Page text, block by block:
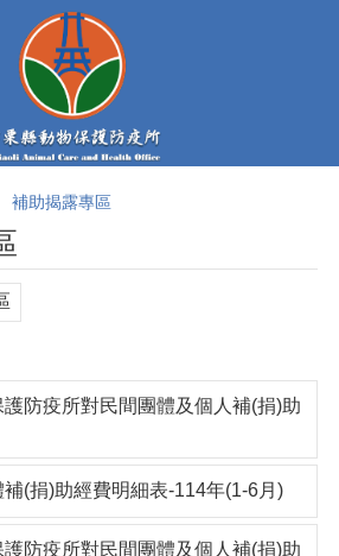
補助揭露專區
防疫所對民間團體及個人補(捐)助
(捐)助經費明細表-114年(1-6月)
防疫所對民間團體及個人補(捐)助